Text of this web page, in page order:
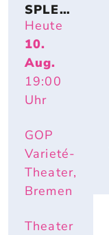
SPLEN
DID
Heute
10.
Aug.
19:00
Uhr
GOP
Varieté-
Theater,
Bremen
Theater